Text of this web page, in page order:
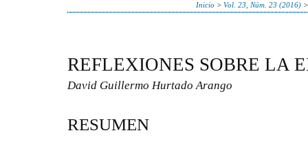
Inicio> Vol. 23, Núm. 23 (2016)
REFLEXIONES SOBRE LA
David Guillermo Hurtado Arango
RESUMEN